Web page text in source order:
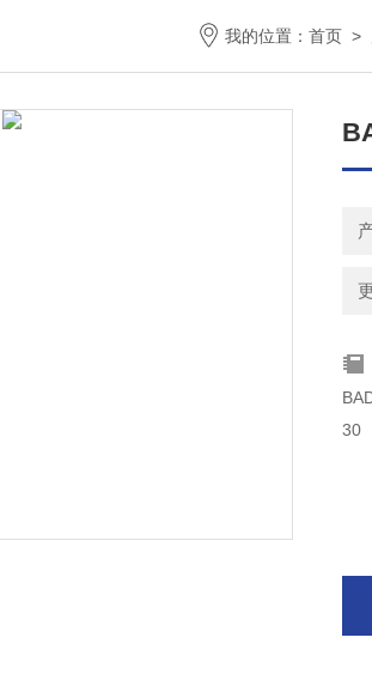
我的位置： 首页 >
30